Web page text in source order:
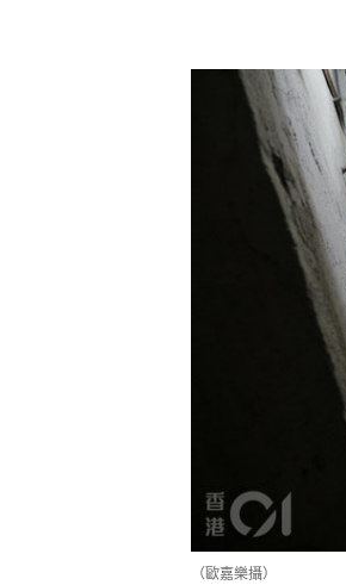
（歐嘉樂攝）